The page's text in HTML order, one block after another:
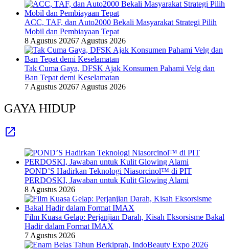
ACC, TAF, dan Auto2000 Bekali Masyarakat Strategi Pilih
Mobil dan Pembiayaan Tepat
8 Agustus 20267 Agustus 2026
Tak Cuma Gaya, DFSK Ajak Konsumen Pahami Velg dan
Ban Tepat demi Keselamatan
7 Agustus 20267 Agustus 2026
GAYA HIDUP
POND’S Hadirkan Teknologi Niasorcinol™ di PIT
PERDOSKI, Jawaban untuk Kulit Glowing Alami
8 Agustus 2026
Film Kuasa Gelap: Perjanjian Darah, Kisah Eksorsisme Bakal
Hadir dalam Format IMAX
7 Agustus 2026